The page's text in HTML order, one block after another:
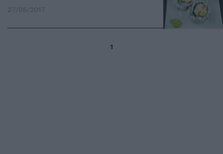
27/05/2017
1